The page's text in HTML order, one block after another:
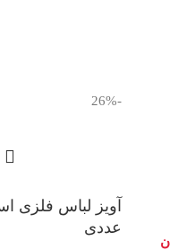
-26%
عددی